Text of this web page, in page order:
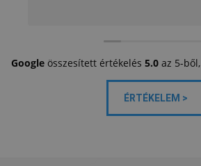
Googleösszesített értékelés 5.0az 5-ből,
ÉRTÉKELEM >